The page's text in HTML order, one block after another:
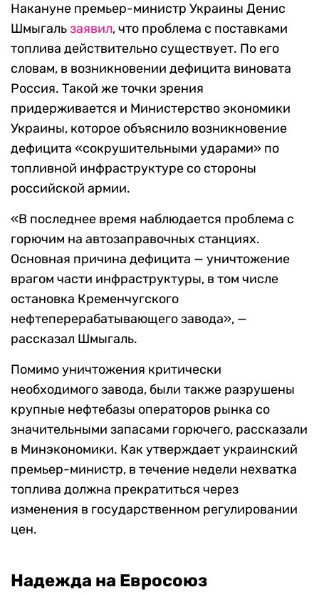
Накануне премьер-министр Украины Денис
Шмыгальзаявил, что проблема с поставками
топлива действительно существует. По его
словам, в возникновении дефицита виновата
Россия. Такой же точки зрения
придерживается и Министерство экономики
Украины, которое объяснило возникновение
дефицита «сокрушительными ударами» по
топливной инфраструктуре со стороны
российской армии.
«В последнее время наблюдается проблема с
горючим на автозаправочных станциях.
Основная причина дефицита — уничтожение
врагом части инфраструктуры, в том числе
остановка Кременчугского
нефтеперерабатывающего завода», —
рассказал Шмыгаль.
Помимо уничтожения критически
необходимого завода, были также разрушены
крупные нефтебазы операторов рынка со
значительными запасами горючего, рассказали
в Минэкономики. Как утверждает украинский
премьер-министр, в течение недели нехватка
топлива должна прекратиться через
изменения в государственном регулировании
цен.
Надежда на Евросоюз